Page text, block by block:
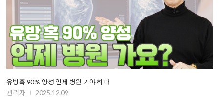
유방혹 90% 양성 언제 병원 가야 하나
관리자
2025.12.09